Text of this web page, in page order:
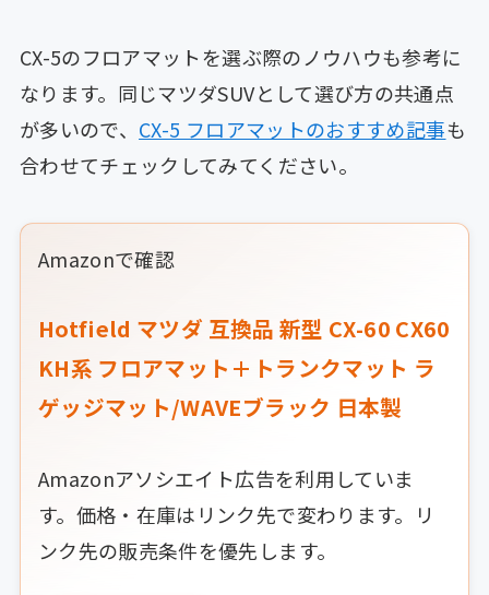
CX-5のフロアマットを選ぶ際のノウハウも参考に
なります。同じマツダSUVとして選び方の共通点
が多いので、 CX-5 フロアマットのおすすめ記事も
合わせてチェックしてみてください。
Amazonで確認
Hotfield マツダ 互換品 新型 CX-60 CX60
KH系 フロアマット＋トランクマット ラ
ゲッジマット/WAVEブラック 日本製
Amazonアソシエイト広告を利用していま
す。価格・在庫はリンク先で変わります。リ
ンク先の販売条件を優先します。